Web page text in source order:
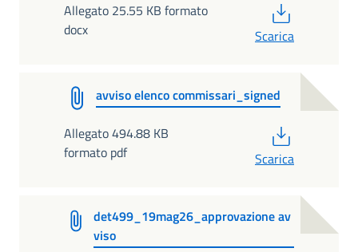
Allegato 25.55 KB formato
docx
Scarica
avviso elenco commissari_signed
Allegato 494.88 KB
formato pdf
Scarica
det499_19mag26_approvazione av
viso